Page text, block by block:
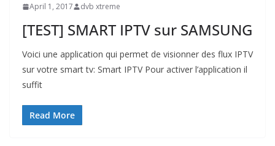
April 1, 2017 dvb xtreme
[TEST] SMART IPTV sur SAMSUNG
Voici une application qui permet de visionner des flux IPTV
sur votre smart tv: Smart IPTV Pour activer l’application il
suffit
Read More